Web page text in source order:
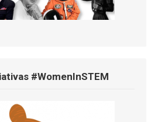
#WomenInSTEM